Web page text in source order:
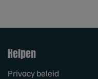
Helpen
Privacy beleid